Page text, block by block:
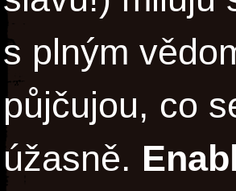
s plným
půjčujou, co
úžasně.